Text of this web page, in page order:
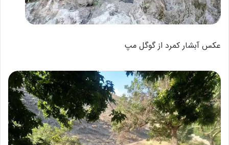
عکس آبشار کمرد از گوگل مپ